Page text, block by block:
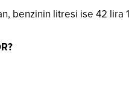
benzinin litresi ise 42 lira